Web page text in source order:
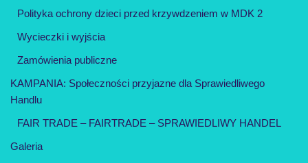
Polityka ochrony dzieci przed krzywdzeniem w MDK 2
Wycieczki i wyjścia
Zamówienia publiczne
KAMPANIA: Społeczności przyjazne dla Sprawiedliwego
Handlu
FAIR TRADE – FAIRTRADE – SPRAWIEDLIWY HANDEL
Galeria